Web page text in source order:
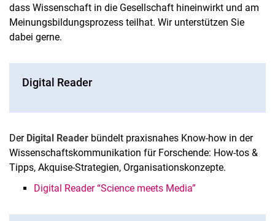
dass Wissenschaft in die Gesellschaft hineinwirkt und am
Meinungsbildungsprozess teilhat. Wir unterstützen Sie
dabei gerne.
Digital Reader
Der Digital Reader bündelt praxisnahes Know-how in der
Wissenschaftskommunikation für Forschende: How-tos &
Tipps, Akquise-Strategien, Organisationskonzepte.
Digital Reader “Science meets Media”